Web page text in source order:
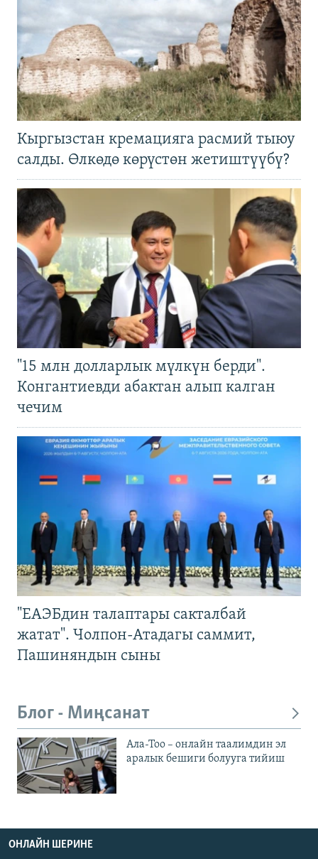
Кыргызстан кремацияга расмий тыюу
салды. Өлкөдө көрүстөн жетиштүүбү?
"15 млн долларлык мүлкүн берди".
Конгантиевди абактан алып калган
чечим
"ЕАЭБдин талаптары сакталбай
жатат". Чолпон-Атадагы саммит,
Пашиняндын сыны
Блог - Миңсанат
Ала-Тоо – онлайн таалимдин эл
аралык бешиги болууга тийиш
ОНЛАЙН ШЕРИНЕ